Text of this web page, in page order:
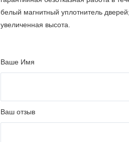
белый магнитный уплотнитель дверей;
увеличенная высота.
Ваше Имя
Ваш отзыв